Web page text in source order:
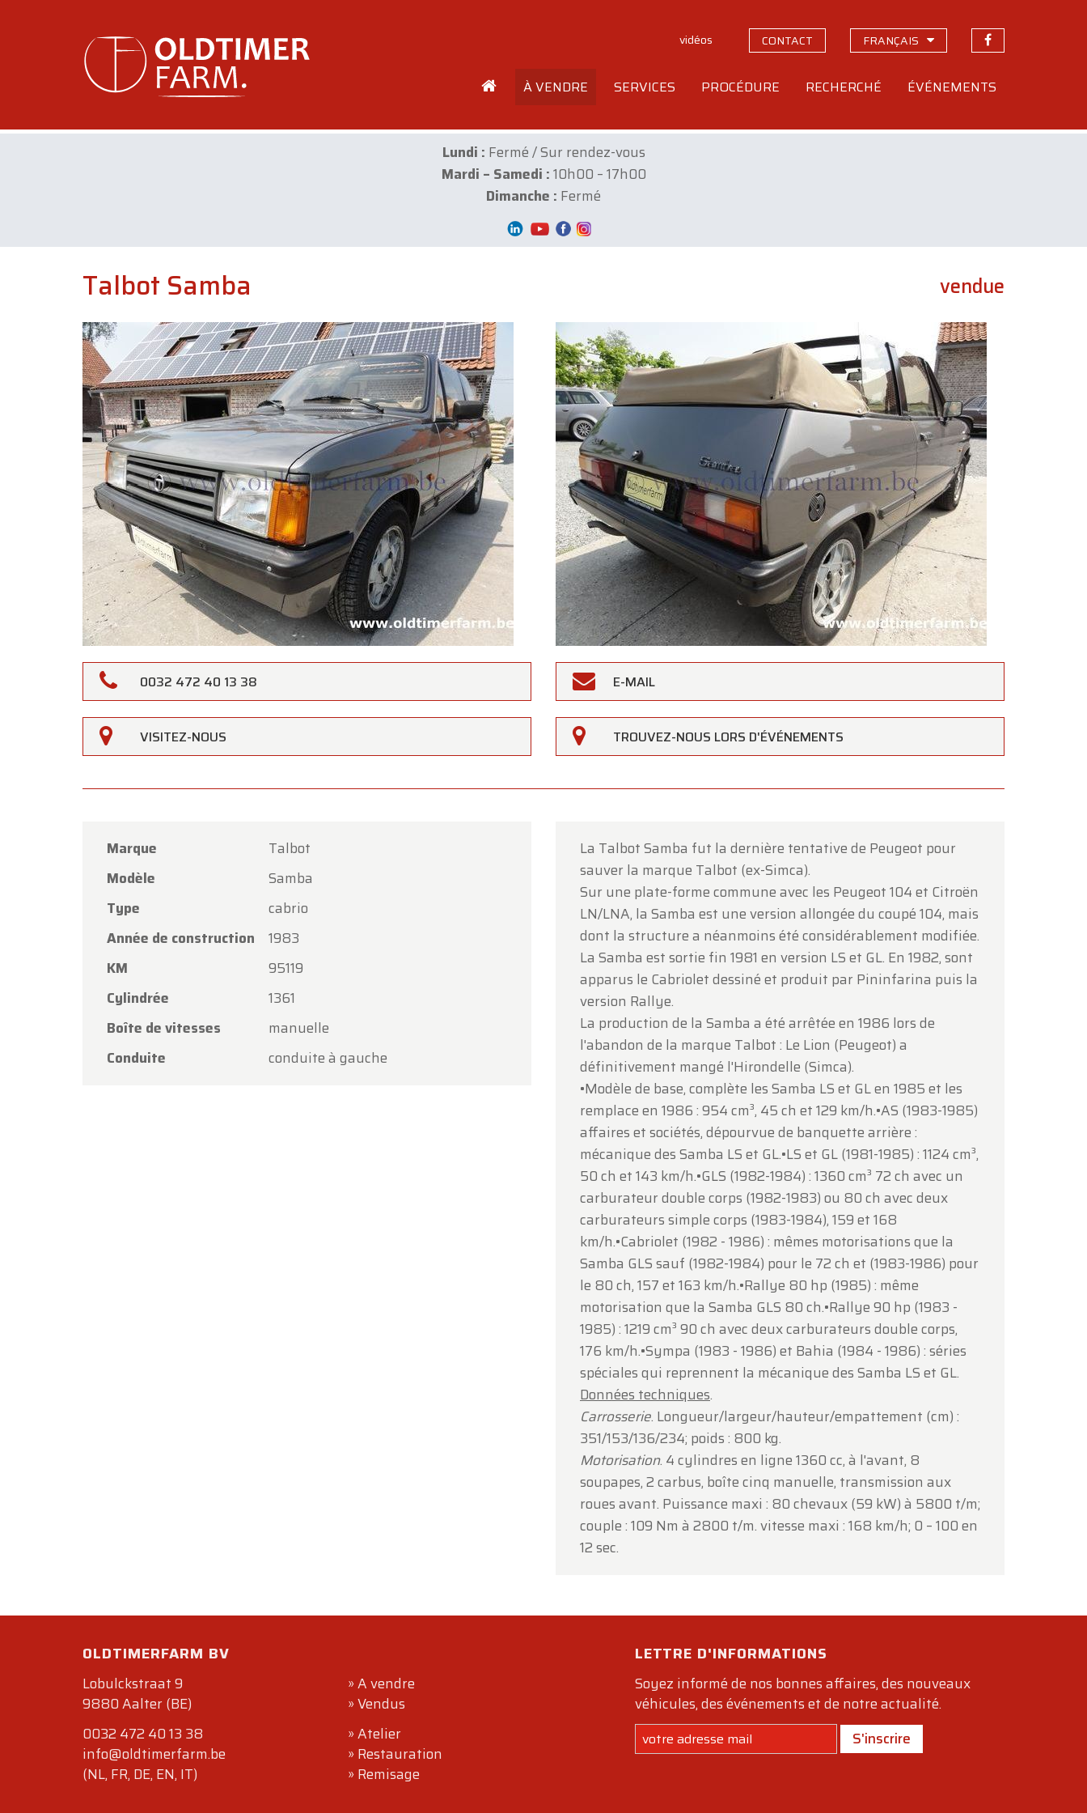
vidéos CONTACT FRANÇAIS
À VENDRE SERVICES PROCÉDURE RECHERCHÉ ÉVÉNEMENTS
Lundi : Fermé / Sur rendez-vous
Mardi – Samedi :10h00 – 17h00
Dimanche : Fermé
Talbot Samba vendue
0032 472 40 13 38 E-MAIL
VISITEZ-NOUS TROUVEZ-NOUS LORS D'ÉVÉNEMENTS
Marque
Talbot
Modèle
Samba
Type
cabrio
Année de construction
1983
KM
95119
Cylindrée
1361
Boîte de vitesses
manuelle
Conduite
conduite à gauche
La Talbot Samba fut la dernière tentative de Peugeot pour
sauver la marque Talbot (ex-Simca).
Sur une plate-forme commune avec les Peugeot 104 et Citroën
LN/LNA, la Samba est une version allongée du coupé 104, mais
dont la structure a néanmoins été considérablement modifiée.
La Samba est sortie fin 1981 en version LS et GL. En 1982, sont
apparus le Cabriolet dessiné et produit par Pininfarina puis la
version Rallye.
La production de la Samba a été arrêtée en 1986 lors de
l'abandon de la marque Talbot : Le Lion (Peugeot) a
définitivement mangé l'Hirondelle (Simca).
•Modèle de base, complète les Samba LS et GL en 1985 et les
remplace en 1986 : 954 cm³, 45 ch et 129 km/h.•AS (1983-1985)
affaires et sociétés, dépourvue de banquette arrière :
mécanique des Samba LS et GL.•LS et GL (1981-1985) : 1124 cm³,
50 ch et 143 km/h.•GLS (1982-1984) : 1360 cm³ 72 ch avec un
carburateur double corps (1982-1983) ou 80 ch avec deux
carburateurs simple corps (1983-1984), 159 et 168
km/h.•Cabriolet (1982 - 1986) : mêmes motorisations que la
Samba GLS sauf (1982-1984) pour le 72 ch et (1983-1986) pour
le 80 ch, 157 et 163 km/h.•Rallye 80 hp (1985) : même
motorisation que la Samba GLS 80 ch.•Rallye 90 hp (1983 -
1985) : 1219 cm³ 90 ch avec deux carburateurs double corps,
176 km/h.•Sympa (1983 - 1986) et Bahia (1984 - 1986) : séries
spéciales qui reprennent la mécanique des Samba LS et GL.
Données techniques.
Carrosserie. Longueur/largeur/hauteur/empattement (cm) :
351/153/136/234; poids : 800 kg.
Motorisation. 4 cylindres en ligne 1360 cc, à l'avant, 8
soupapes, 2 carbus, boîte cinq manuelle, transmission aux
roues avant. Puissance maxi : 80 chevaux (59 kW) à 5800 t/m;
couple : 109 Nm à 2800 t/m. vitesse maxi : 168 km/h; 0 – 100 en
12 sec.
OLDTIMERFARM BV
Lobulckstraat 9
9880 Aalter (BE)
0032 472 40 13 38
info@oldtimerfarm.be
(NL, FR, DE, EN, IT)
»A vendre
»Vendus
»Atelier
» Restauration
» Remisage
LETTRE D'INFORMATIONS
Soyez informé de nos bonnes affaires, des nouveaux
véhicules, des événements et de notre actualité.
S'inscrire
×
Oldtimerfarm sera
fermé le samedi 15 août à l'occasion de
ouvert normalement du lundi 10 août au
, selon les horaires habituels.
ouverts uniquement sur rendez-vous.
Merci de votre compréhension et au plaisir de vous accueillir